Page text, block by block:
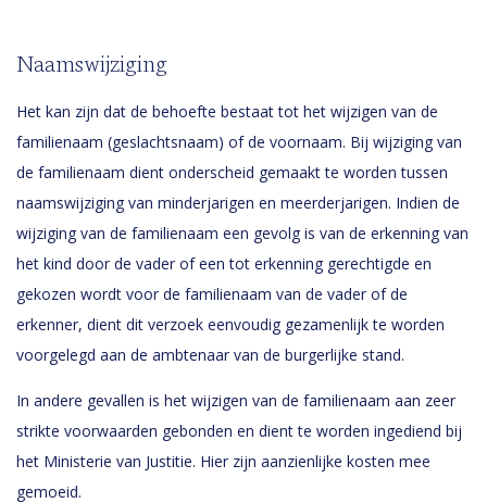
Naamswijziging
Het kan zijn dat de behoefte bestaat tot het wijzigen van de
familienaam (geslachtsnaam) of de voornaam. Bij wijziging van
de familienaam dient onderscheid gemaakt te worden tussen
naamswijziging van minderjarigen en meerderjarigen. Indien de
wijziging van de familienaam een gevolg is van de erkenning van
het kind door de vader of een tot erkenning gerechtigde en
gekozen wordt voor de familienaam van de vader of de
erkenner, dient dit verzoek eenvoudig gezamenlijk te worden
voorgelegd aan de ambtenaar van de burgerlijke stand.
In andere gevallen is het wijzigen van de familienaam aan zeer
strikte voorwaarden gebonden en dient te worden ingediend bij
het Ministerie van Justitie. Hier zijn aanzienlijke kosten mee
gemoeid.